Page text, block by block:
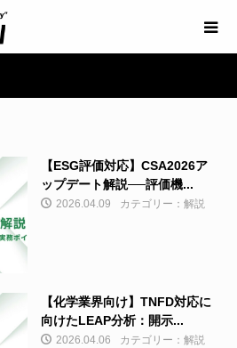
【ESG評価対応】CSA2026ア
ップデート解説──評価機...
2026.04.09 カテゴリー：解説
【化学業界向け】TNFD対応に
向けたLEAP分析：開示...
2026.04.06 カテゴリー：解説